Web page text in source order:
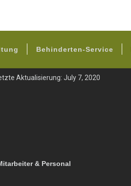
Behinderten-Service
Aktualisierung: July 7, 2020
& Personal